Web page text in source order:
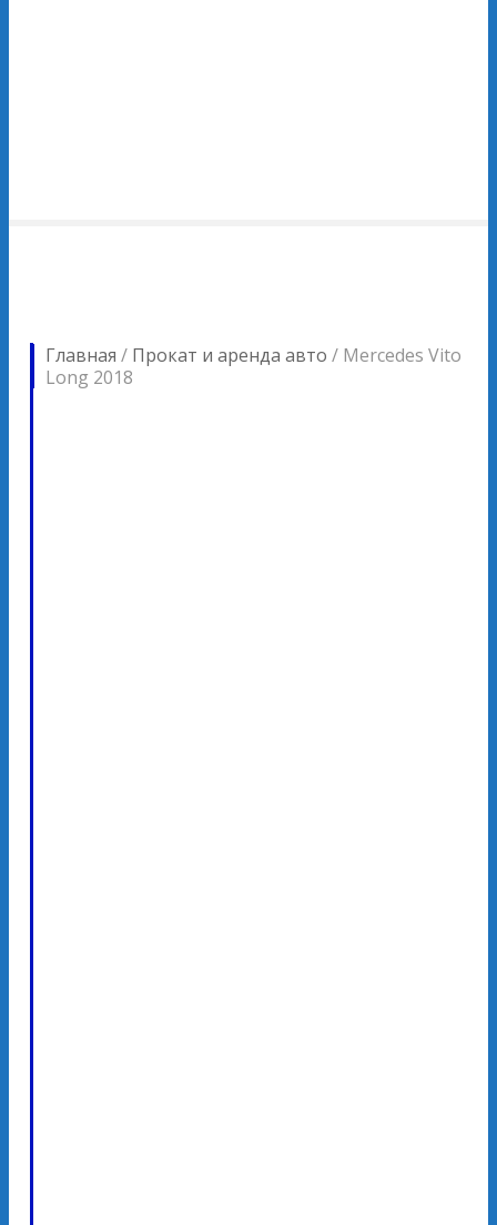
Главная / Прокат и аренда авто / Mercedes Vito
Long 2018